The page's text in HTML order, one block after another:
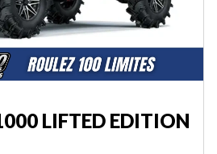
LIFTED EDITION